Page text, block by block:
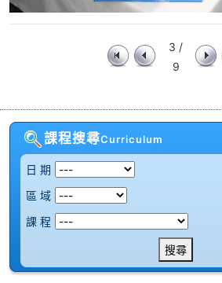
3 /
9
課程搜尋Curriculum
日 期
區 域
課 程
搜尋